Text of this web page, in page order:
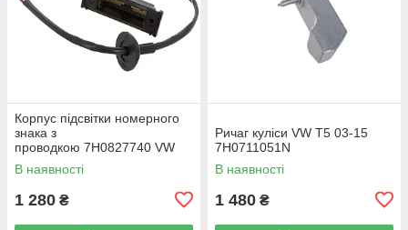
Корпус підсвітки номерного
знака з
проводкою 7H0827740 VW
Caddy III (2K) 2004-2015
/ Caddy IV (SA) 2016-
В наявності
1 280 ₴
Ричаг куліси VW T5 03-15
7H0711051N
В наявності
1 480 ₴